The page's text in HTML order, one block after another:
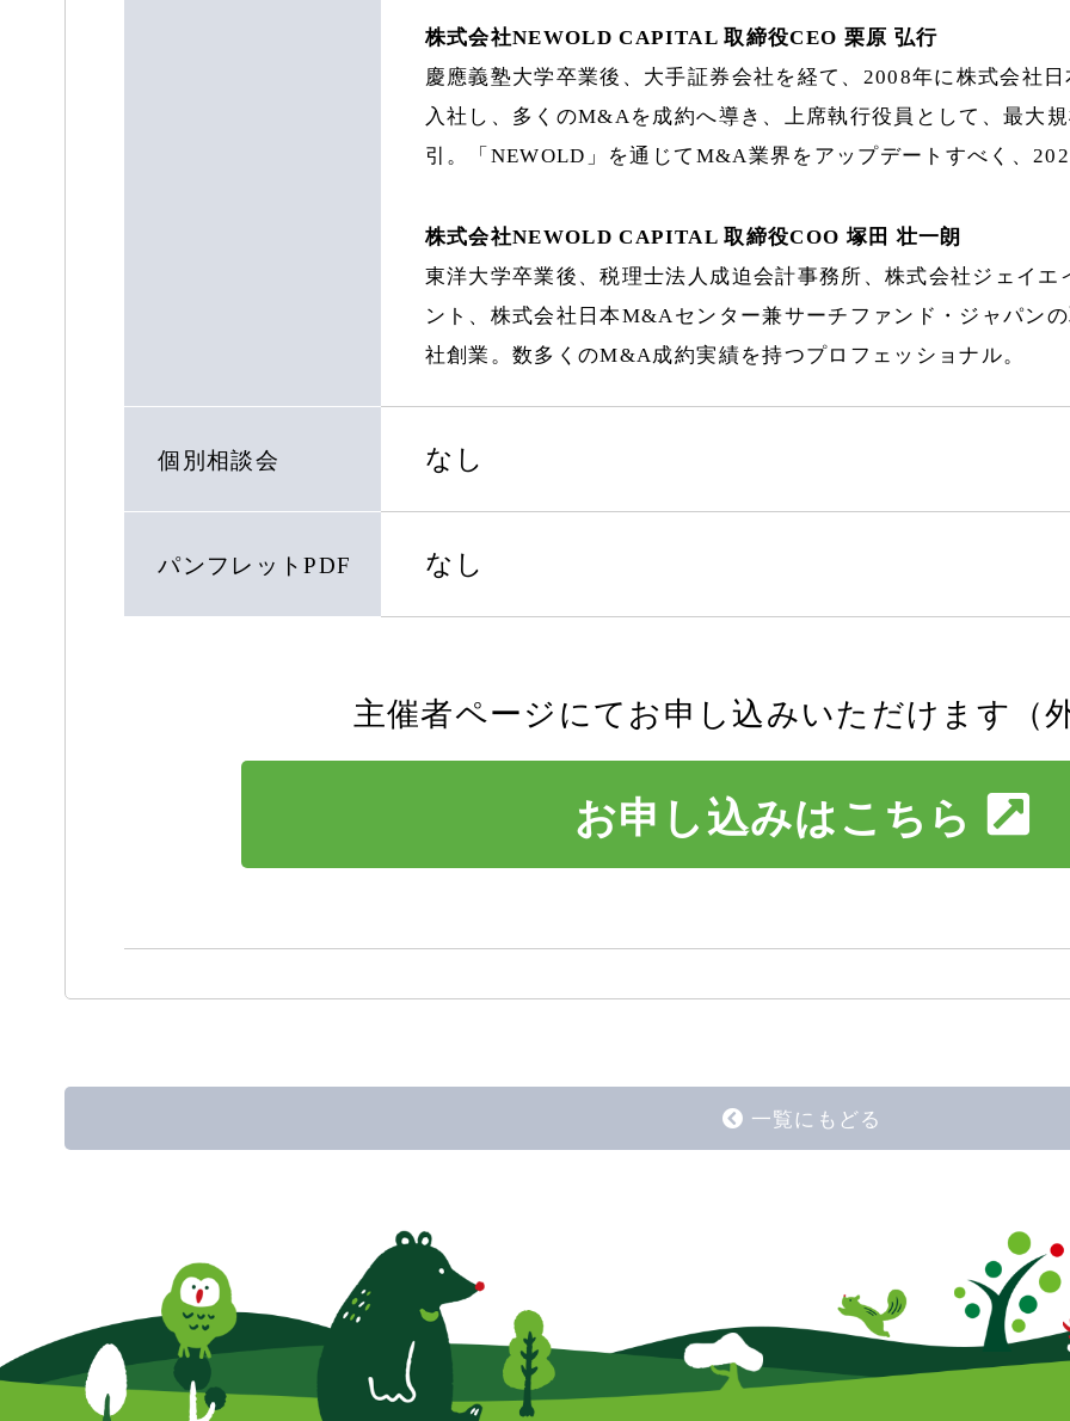
株式会社NEWOLD CAPITAL 取締役CEO 栗原 弘行
慶應義塾大学卒業後、大手証券会社を経て、2008年に株式会社
入社し、多くのM&Aを成約へ導き、上席執行役員として、最大
引。「NEWOLD」を通じてM&A業界をアップデートすべく、
株式会社NEWOLD CAPITAL 取締役COO 塚田 壮一朗
東洋大学卒業後、税理士法人成迫会計事務所、株式会社ジェイエ
ント、株式会社日本M&Aセンター兼サーチファンド・ジャパン
社創業。数多くのM&A成約実績を持つプロフェッショナル。
個別相談会 なし
パンフレットPDF なし
主催者ページにてお申し込みいただけます（
お申し込みはこちら
一覧にもどる